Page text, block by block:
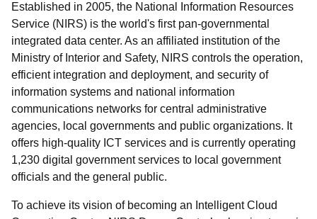
Established in 2005, the National Information Resources
Service (NIRS) is the world's first pan-governmental
integrated data center. As an affiliated institution of the
Ministry of Interior and Safety, NIRS controls the operation,
efficient integration and deployment, and security of
information systems and national information
communications networks for central administrative
agencies, local governments and public organizations. It
offers high-quality ICT services and is currently operating
1,230 digital government services to local government
officials and the general public.
To achieve its vision of becoming an Intelligent Cloud